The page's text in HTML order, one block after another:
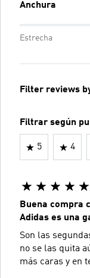
Anchura
Estrecha
Filter reviews
Filtrar según
5 4
Buena compra
Adidas es una
Son las
no se las quita
más caras y en